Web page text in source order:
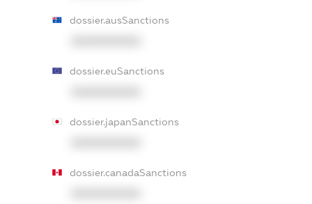
dossier.ausSanctions
dossier.euSanctions
dossier.japanSanctions
dossier.canadaSanctions